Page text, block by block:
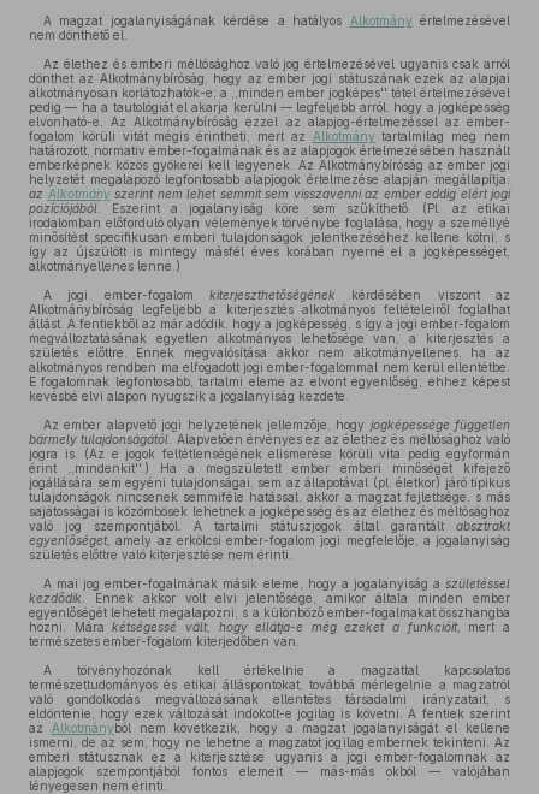
A magzat jogalanyiságának kérdése a hatályos
Alkotmány értelmezésével
nem dönthető el.
Az élethez és emberi méltósághoz való jog értelmezésével ugyanis csak arról
dönthet az Alkotmánybíróság, hogy az ember jogi státuszának ezek az alapjai
alkotmányosan korlátozhatók-e; a ,,minden ember jogképes'' tétel értelmezésével
pedig — ha a tautológiát el akarja kerülni — legfeljebb arról, hogy a jogképesség
elvonható-e. Az Alkotmánybíróság ezzel az alapjog-értelmezéssel az ember-
fogalom körüli vitát mégis érintheti, mert az
Alkotmány tartalmilag meg nem
határozott, normativ ember-fogalmának és az alapjogok értelmezésében használt
emberképnek közös gyökerei kell legyenek. Az Alkotmánybíróság az ember jogi
helyzetét megalapozó legfontosabb alapjogok értelmezése alapján megállapítja:
az Alkotmányszerint nem lehet semmit sem visszavenni az ember eddig elért jogi
pozíciójából . Eszerint a jogalanyiság köre sem szűkíthető. (Pl. az etikai
irodalomban előforduló olyan vélemények törvénybe foglalása, hogy a személlyé
minősítést specifikusan emberi tulajdonságok jelentkezéséhez kellene kötni, s
így az újszülött is mintegy másfél éves korában nyerné el a jogképességet,
alkotmányellenes lenne.)
A jogi ember-fogalom kiterjeszthetőségének kérdésében viszont az
Alkotmánybíróság legfeljebb a kiterjesztés alkotmányos feltételeiről foglalhat
állást. A fentiekből az már adódik, hogy a jogképesség, s így a jogi ember-fogalom
megváltoztatásának egyetlen alkotmányos lehetősége van, a kiterjesztés a
születés előttre. Ennek megvalósítása akkor nem alkotmányellenes, ha az
alkotmányos rendben ma elfogadott jogi ember-fogalommal nem kerül ellentétbe.
E fogalomnak legfontosabb, tartalmi eleme az elvont egyenlőség; ehhez képest
kevésbé elvi alapon nyugszik a jogalanyiság kezdete.
Az ember alapvető jogi helyzetének jellemzője, hogy jogképessége független
bármely tulajdonságától. Alapvetően érvényes ez az élethez és méltósághoz való
jogra is. (Az e jogok feltétlenségének elismerése körüli vita pedig egyformán
érint ,,mindenkit''.) Ha a megszületett ember emberi minőségét kifejező
jogállására sem egyéni tulajdonságai, sem az állapotával (pl. életkor) járó tipikus
tulajdonságok nincsenek semmiféle hatással, akkor a magzat fejlettsége, s más
sajátosságai is közömbösek lehetnek a jogképesség és az élethez és méltósághoz
való jog szempontjából. A tartalmi státuszjogok által garantált absztrakt
egyenlőséget, amely az erkölcsi ember-fogalom jogi megfelelője, a jogalanyiság
születés előttre való kiterjesztése nem érinti.
A mai jog ember-fogalmának másik eleme, hogy a jogalanyiság a születéssel
kezdődik.
Ennek akkor volt elvi jelentősége, amikor általa minden ember
egyenlőségét lehetett megalapozni, s a különböző ember-fogalmakat összhangba
hozni. Márakétségessé vált, hogy ellátja-e még ezeket a funkcióit,
mert a
természetes ember-fogalom kiterjedőben van.
A törvényhozónak kell értékelnie a magzattal kapcsolatos
természettudományos és etikai álláspontokat, továbbá mérlegelnie a magzatról
való gondolkodás megváltozásának ellentétes társadalmi irányzatait, s
eldöntenie, hogy ezek változását indokolt-e jogilag is követni. A fentiek szerint
az
Alkotmányból nem következik, hogy a magzat jogalanyiságát el kellene
ismerni, de az sem, hogy ne lehetne a magzatot jogilag embernek tekinteni. Az
emberi státusznak ez a kiterjesztése ugyanis a jogi ember-fogalomnak az
alapjogok szempontjából fontos elemeit — más-más okból — valójában
lényegesen nem érinti.